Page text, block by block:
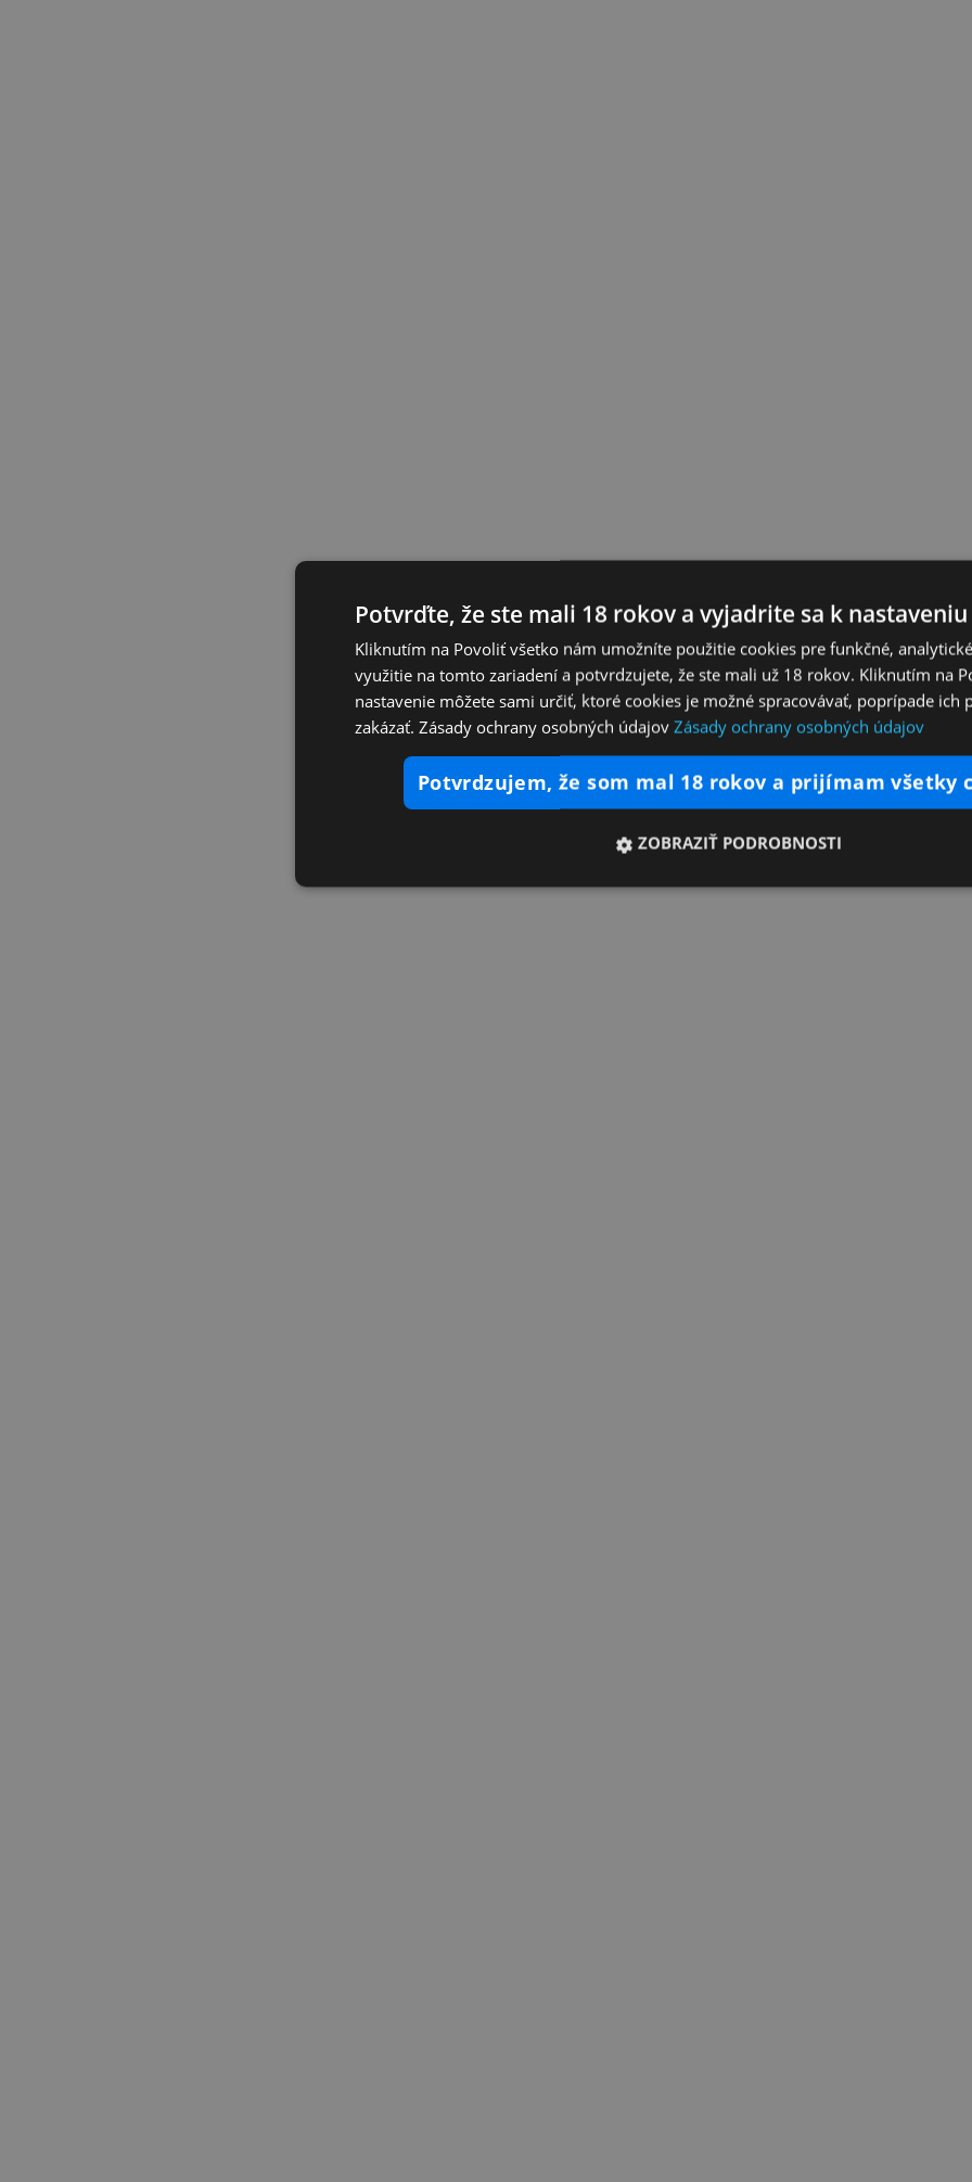
Potvrďte, že ste mali 18 rokov a vyjadrite sa k
Kliknutím na Povoliť všetko nám umožníte použitie cookies pre funkčné,
využitie na tomto zariadení a potvrdzujete, že ste mali už 18 rokov. Kliknutím na
nastavenie môžete sami určiť, ktoré cookies je možné spracovávať, poprípade ich
zakázať. Zásady ochrany osobných údajov Zásady ochrany osobných údajov
potvrdzujem, že som mal 18 rokov a prijímam všetky
ZOBRAZIŤ PODROBNOSTI